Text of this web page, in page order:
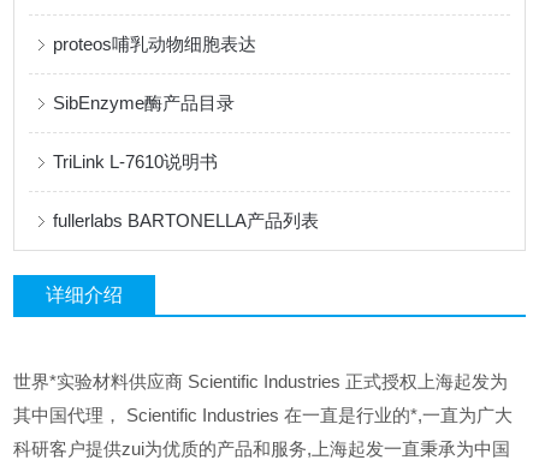
proteos哺乳动物细胞表达
SibEnzyme酶产品目录
TriLink L-7610说明书
fullerlabs BARTONELLA产品列表
详细介绍
世界*实验材料供应商 Scientific Industries 正式授权上海起发为
其中国代理， Scientific Industries 在一直是行业的*,一直为广大
科研客户提供zui为优质的产品和服务,上海起发一直秉承为中国